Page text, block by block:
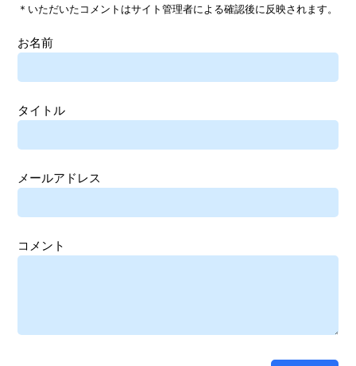
＊いただいたコメントはサイト管理者による確認後に反映されます。
お名前
タイトル
メールアドレス
コメント